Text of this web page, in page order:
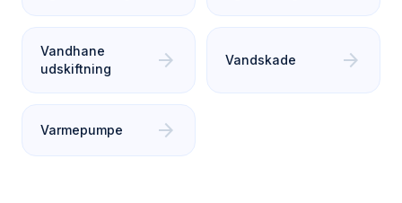
Vandhane
udskiftning
arrow_forward Vandskade arrow_forward
Varmepumpe arrow_forward